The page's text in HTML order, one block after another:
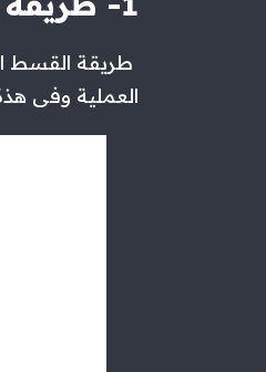
طريقة القسط
العملية وفى